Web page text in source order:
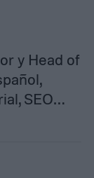
y Head of
SEO…